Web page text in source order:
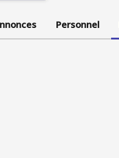
Personnel